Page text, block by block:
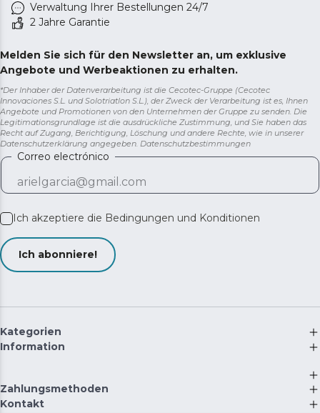
Verwaltung Ihrer Bestellungen 24/7
2 Jahre Garantie
Melden Sie sich für den Newsletter an, um exklusive
Angebote und Werbeaktionen zu erhalten.
*Der Inhaber der Datenverarbeitung ist die Cecotec-Gruppe (Cecotec
Innovaciones S.L. und Solotriatlon S.L.), der Zweck der Verarbeitung ist es, Ihnen
Angebote und Promotionen von den Unternehmen der Gruppe zu senden. Die
Legitimationsgrundlage ist die ausdrückliche Zustimmung, und Sie haben das
Recht auf Zugang, Berichtigung, Löschung und andere Rechte, wie in unserer
Datenschutzerklärung angegeben. Datenschutzbestimmungen
Correo electrónico
Ich akzeptiere die Bedingungen und Konditionen
Ich abonniere!
Kategorien
Information
Zahlungsmethoden
Kontakt